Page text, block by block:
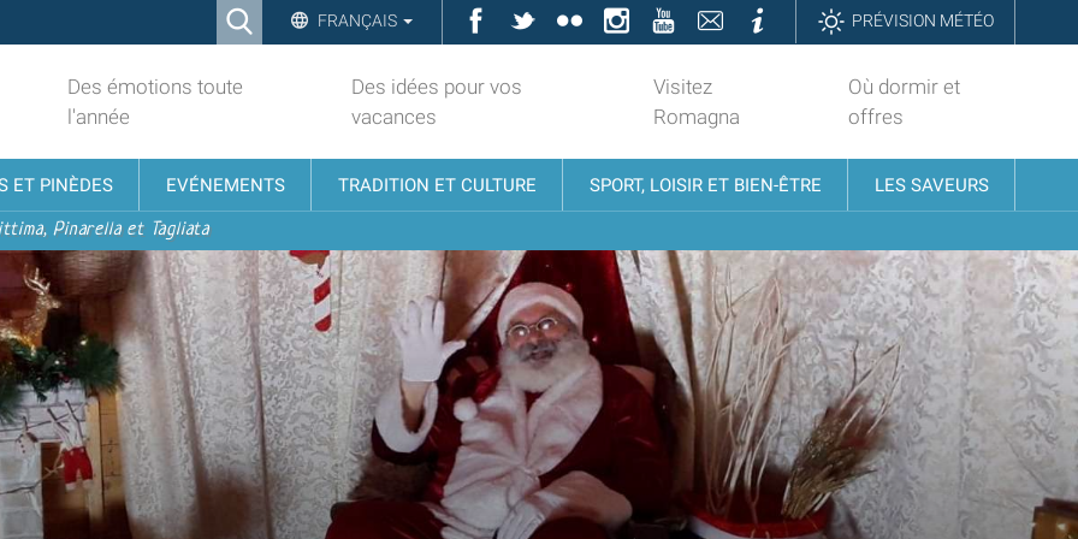
Ricerca
Search…
FRANÇAIS Facebook
TwitterFlickrInstagramYouTubeContattiInformazioniPRÉVISION MÉTÉO
Des émotions toute
l'année
Des idées pour vos
vacances
Visitez
Romagna
Où dormir et
offres
ET PINÈDES EVÉNEMENTS TRADITION ET CULTURE SPORT, LOISIR ET BIEN-ÊTRE LES SAVEURS
Pinarella et Tagliata